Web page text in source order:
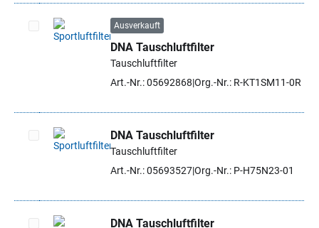
Artikel auswählen
Ausverkauft
DNA Tauschluftfilter
Tauschluftfilter
Art.-Nr.: 05692868 Org.-Nr.: R-KT1SM11-0R
Artikel auswählen
DNA Tauschluftfilter
Tauschluftfilter
Art.-Nr.: 05693527Org.-Nr.: P-H75N23-01
DNA Tauschluftfilter